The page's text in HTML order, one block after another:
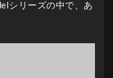
シリーズの中で、あ